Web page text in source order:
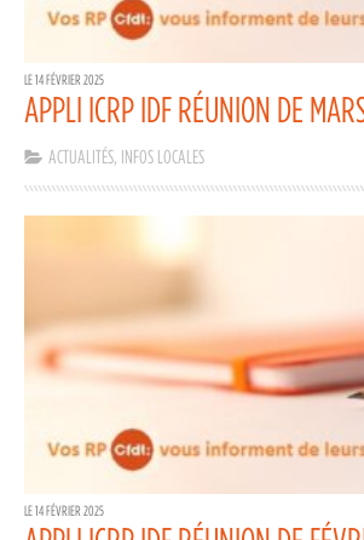
LE 14 FÉVRIER 2025
APPLI ICRP IDF RÉUNION DE
ACTUALITÉS INFOS LOCALES
LE 14 FÉVRIER 2025